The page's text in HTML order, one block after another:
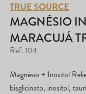
TRUE SOURCE
MAGNÉSIO
MARACUJÁ
Ref: 104
Magnésio + Inositol
bisglicinato, inositol,
Whey
2º Creatina
4º